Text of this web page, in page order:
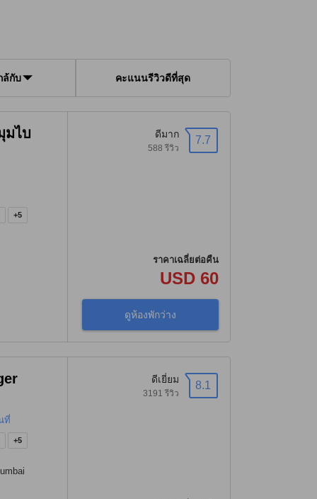
ล้กับ คะแนนรีวิวดีที่สุด
มไบ
+5
7.7
ดีมาก
588 รีวิว
ราคาเฉลี่ยต่อคืน
USD 60
ดูห้องพักว่าง
ที่
+5
8.1
ดีเยี่ยม
3191 รีวิว